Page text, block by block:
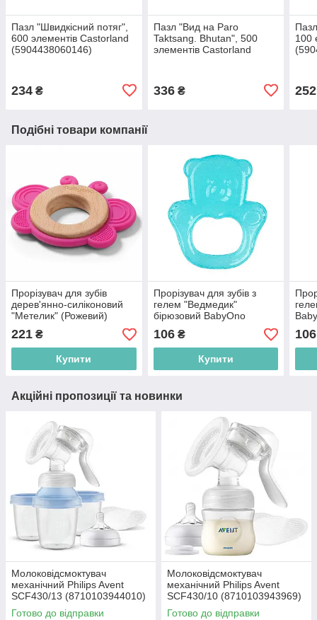
Пазл "Швидкісний потяг",
600 элементів Castorland
(5904438060146)
234 ₴
Пазл "Вид на Paro
Taktsang. Bhutan", 500
элементів Castorland
336₴
100
252
Подібні товари компанії
Прорізувач для зубів
дерев'янно-силіконовий
"Метелик" (Рожевий)
BabyOno
(5901435412961)
221 ₴
Купити
Прорізувач для зубів з
гелем "Ведмедик"
бірюзовий BabyOno
(5904341208635)
106₴
Купити
106
Акційні пропозиції та новинки
Молоковідсмоктувач
механічний Philips Avent
SCF430/13 (8710103944010)
Готово до відправки
Молоковідсмоктувач
механічний Philips Avent
SCF430/10 (8710103943969)
Готово до відправки